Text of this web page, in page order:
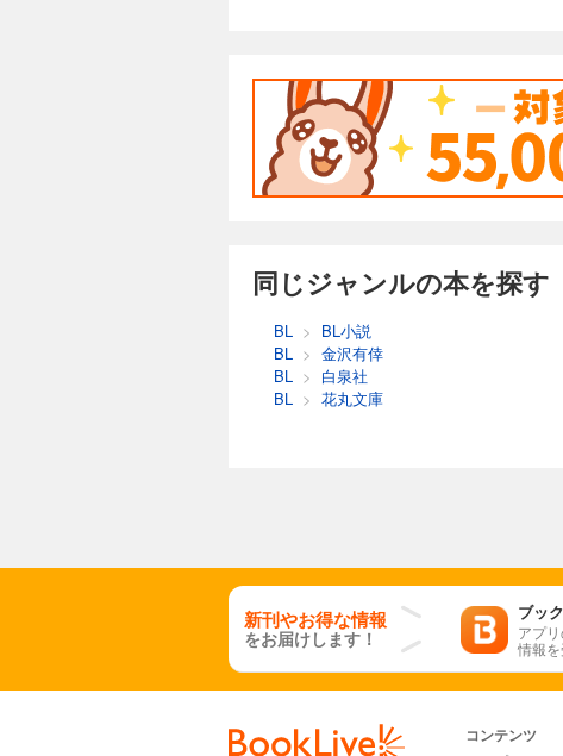
同じジャンルの本を探す
BL > BL小説
BL
> 金沢有倖
BL
> 白泉社
BL
> 花丸文庫
新刊やお得な情報
をお届けします！
ブッ
アプ
情報を
コンテンツ